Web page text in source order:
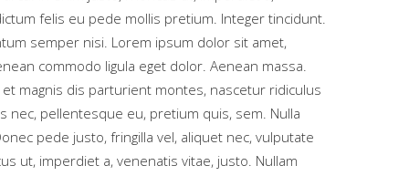
felis eu pede mollis pretium. Integer tincidunt.
semper nisi. Lorem ipsum dolor sit amet,
commodo ligula eget dolor. Aenean massa.
magnis dis parturient montes, nascetur ridiculus
nec, pellentesque eu, pretium quis, sem. Nulla
pede justo, fringilla vel, aliquet nec, vulputate
ut, imperdiet a, venenatis vitae, justo. Nullam